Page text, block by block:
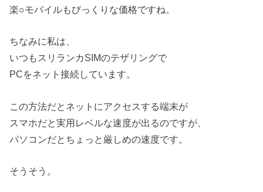
楽○モバイルもびっくりな価格ですね。
ちなみに私は、
いつもスリランカSIMのテザリングで
PCをネット接続しています。
この方法だとネットにアクセスする端末が
スマホだと実用レベルな速度が出るのですが、
パソコンだとちょっと厳しめの速度です。
そうそう。